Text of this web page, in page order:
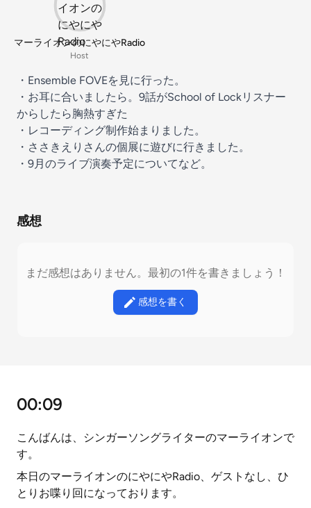
マーライオンのにやにやRadio
Host
・Ensemble FOVEを見に行った。
・お耳に合いましたら。9話がSchool of Lockリスナー
からしたら胸熱すぎた
・レコーディング制作始まりました。
・ささきえりさんの個展に遊びに行きました。
・9月のライブ演奏予定についてなど。
感想
まだ感想はありません。最初の1件を書きましょう！
感想を書く
00:09
こんばんは、シンガーソングライターのマーライオンで
す。
本日のマーライオンのにやにやRadio、ゲストなし、ひ
とりお喋り回になっております。